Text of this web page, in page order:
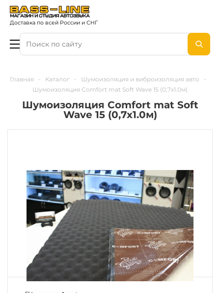
Доставка по всей России и СНГ
Главная - Каталог - Шумоизоляция и виброизоляция авто
-
Шумоизоляция Comfort mat Soft Wave 15 (0,7x1.0м)
Шумоизоляция Comfort mat Soft
Wave 15 (0,7x1.0м)